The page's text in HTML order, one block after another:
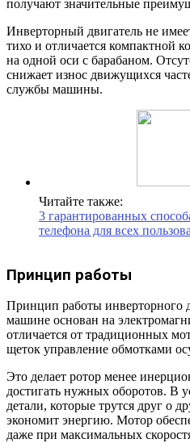
получают значительные
Инверторный двигатель не
тихо и отличается компактной
на одной оси с барабаном.
снижает износ движущихся
службы машины.
Читайте также:
3 гарантированных
телефона для всех
Принцип работы
Принцип работы инверторного
машине основан на
отличается от традиционных
щеток управление обмотками
Это делает ротор менее
достигать нужных оборотов. В
детали, которые трутся друг о
экономит энергию. Мотор
даже при максимальных